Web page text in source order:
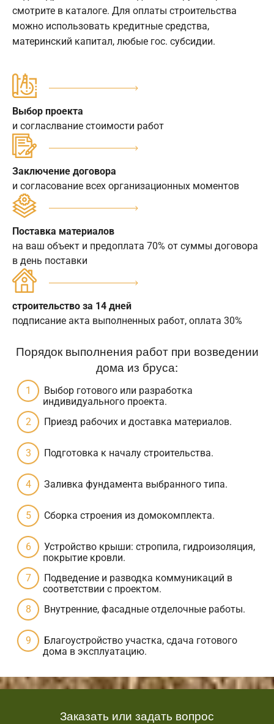
смотрите в каталоге. Для оплаты строительства
можно использовать кредитные средства,
материнский капитал, любые гос. субсидии.
Выбор проекта
и согласлвание стоимости работ
Заключение договора
и согласование всех организационных моментов
Поставка материалов
на ваш объект и предоплата 70% от суммы договора
в день поставки
строительство за 14 дней
подписание акта выполненных работ, оплата 30%
Порядок выполнения работ при возведении
дома из бруса:
Выбор готового или разработка
индивидуального проекта.
Приезд рабочих и доставка материалов.
Подготовка к началу строительства.
Заливка фундамента выбранного типа.
Сборка строения из домокомплекта.
Устройство крыши: стропила, гидроизоляция,
покрытие кровли.
Подведение и разводка коммуникаций в
соответствии с проектом.
Внутренние, фасадные отделочные работы.
Благоустройство участка, сдача готового
дома в эксплуатацию.
Заказать или задать вопрос